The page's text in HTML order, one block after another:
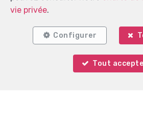
vie privée.
Configurer
Tout